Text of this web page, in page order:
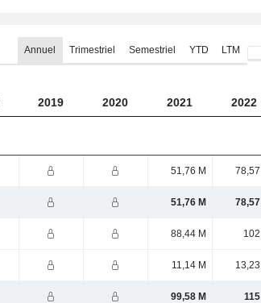
Annuel Trimestriel Semestriel YTD LTM
2019 2020 2021 2022
51,76 M 78,57
51,76 M 78,57
88,44 M 102
11,14 M 13,23
99,58 M 115